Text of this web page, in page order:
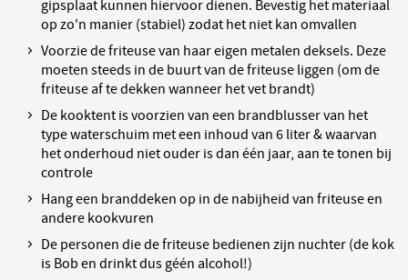
gipsplaat kunnen hiervoor dienen. Bevestig het materiaal
op zo'n manier (stabiel) zodat het niet kan omvallen
Voorzie de friteuse van haar eigen metalen deksels. Deze
moeten steeds in de buurt van de friteuse liggen (om de
friteuse af te dekken wanneer het vet brandt)
De kooktent is voorzien van een brandblusser van het
type waterschuim met een inhoud van 6 liter & waarvan
het onderhoud niet ouder is dan één jaar, aan te tonen bij
controle
Hang een branddeken op in de nabijheid van friteuse en
andere kookvuren
De personen die de friteuse bedienen zijn nuchter (de kok
is Bob en drinkt dus géén alcohol!)